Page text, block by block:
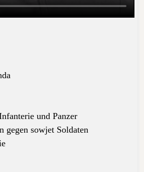
und Panzer
gegen sowjet Soldaten